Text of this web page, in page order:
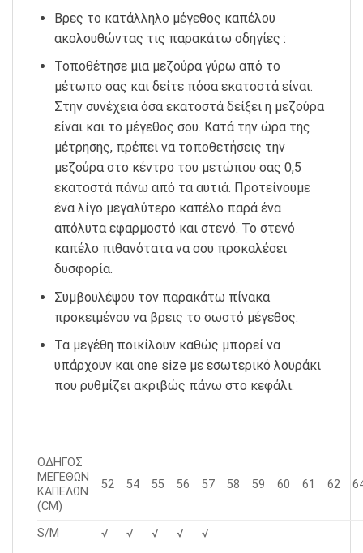
Βρες το κατάλληλο μέγεθος καπέλου
ακολουθώντας τις παρακάτω οδηγίες :
Τοποθέτησε μια μεζούρα γύρω από το
μέτωπο σας και δείτε πόσα εκατοστά είναι.
Στην συνέχεια όσα εκατοστά δείξει η μεζούρα
είναι και το μέγεθος σου. Κατά την ώρα της
μέτρησης, πρέπει να τοποθετήσεις την
μεζούρα στο κέντρο του μετώπου σας 0,5
εκατοστά πάνω από τα αυτιά. Προτείνουμε
ένα λίγο μεγαλύτερο καπέλο παρά ένα
απόλυτα εφαρμοστό και στενό. Το στενό
καπέλο πιθανότατα να σου προκαλέσει
δυσφορία.
Συμβουλέψου τον παρακάτω πίνακα
προκειμένου να βρεις το σωστό μέγεθος.
Τα μεγέθη ποικίλουν καθώς μπορεί να
υπάρχουν και one size με εσωτερικό λουράκι
που ρυθμίζει ακριβώς πάνω στο κεφάλι.
ΟΔΗΓΟΣ
ΜΕΓΕΘΩΝ
ΚΑΠΕΛΩΝ
(CM)
52 54 55 56 57 58 59 60 61 62
S/M √ √ √ √ √